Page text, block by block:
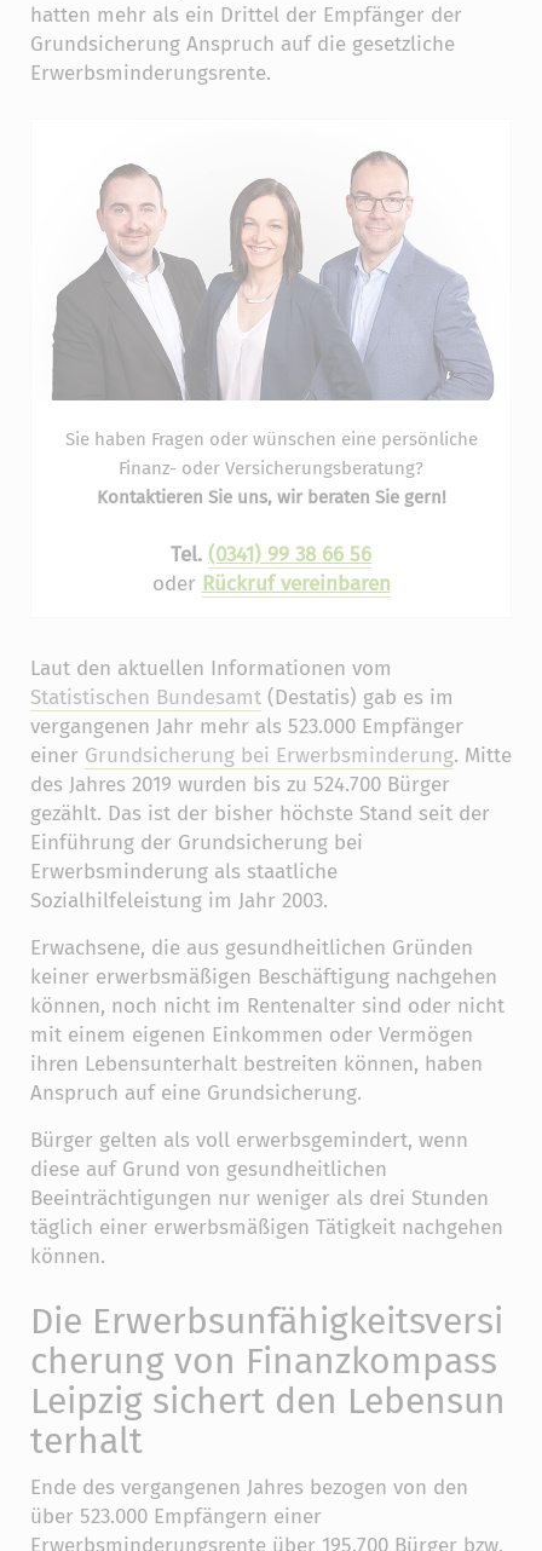
hatten mehr als ein Drittel der Empfänger der
Grundsicherung Anspruch auf die gesetzliche
Erwerbsminderungsrente.
Sie haben Fragen oder wünschen eine persönliche
Finanz- oder Versicherungsberatung?
Kontaktieren Sie uns, wir beraten Sie gern!
Tel. (0341) 99 38 66 56
oder Rückruf vereinbaren
Laut den aktuellen Informationen vom
Statistischen Bundesamt (Destatis) gab es im
vergangenen Jahr mehr als 523.000 Empfänger
einer Grundsicherung bei Erwerbsminderung. Mitte
des Jahres 2019 wurden bis zu 524.700 Bürger
gezählt. Das ist der bisher höchste Stand seit der
Einführung der Grundsicherung bei
Erwerbsminderung als staatliche
Sozialhilfeleistung im Jahr 2003.
Erwachsene, die aus gesundheitlichen Gründen
keiner erwerbsmäßigen Beschäftigung nachgehen
können, noch nicht im Rentenalter sind oder nicht
mit einem eigenen Einkommen oder Vermögen
ihren Lebensunterhalt bestreiten können, haben
Anspruch auf eine Grundsicherung.
Bürger gelten als voll erwerbsgemindert, wenn
diese auf Grund von gesundheitlichen
Beeinträchtigungen nur weniger als drei Stunden
täglich einer erwerbsmäßigen Tätigkeit nachgehen
können.
Die Erwerbsunfähigkeitsversi
cherung von Finanzkompass
Leipzig sichert den Lebensun
terhalt
Ende des vergangenen Jahres bezogen von den
über 523.000 Empfängern einer
Erwerbsminderungsrente über 195.700 Bürger bzw.